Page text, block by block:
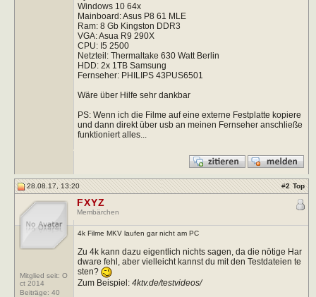
Windows 10 64x
Mainboard: Asus P8 61 MLE
Ram: 8 Gb Kingston DDR3
VGA: Asua R9 290X
CPU: I5 2500
Netzteil: Thermaltake 630 Watt Berlin
HDD: 2x 1TB Samsung
Fernseher: PHILIPS 43PUS6501
Wäre über Hilfe sehr dankbar
PS: Wenn ich die Filme auf eine externe Festplatte kopiere
und dann direkt über usb an meinen Fernseher anschließe
funktioniert alles...
28.08.17, 13:20 #2 Top
Mitglied seit: O
ct 2014
Beiträge: 40
FXYZ
Membärchen
4k Filme MKV laufen gar nicht am PC
Zu 4k kann dazu eigentlich nichts sagen, da die nötige Har
dware fehl, aber vielleicht kannst du mit den Testdateien te
sten?
Zum Beispiel: 4ktv.de/testvideos/